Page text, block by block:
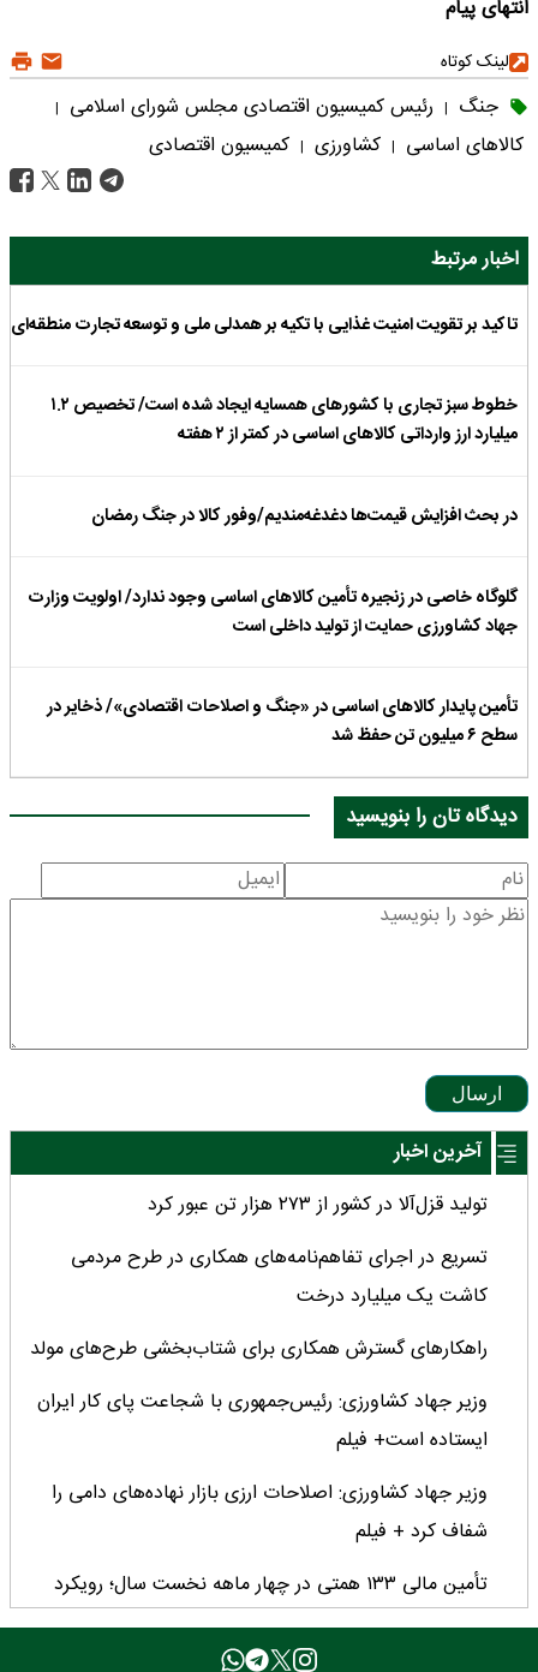
انتهای پیام
لینک کوتاه
جنگ | رئیس کمیسیون اقتصادی مجلس شورای اسلامی |
کالاهای اساسی | کشاورزی | کمیسیون اقتصادی
اخبار مرتبط
تاکید بر تقویت امنیت غذایی با تکیه بر همدلی ملی و توسعه تجارت منطقه‌ای‌
خطوط سبز تجاری با کشورهای همسایه ایجاد شده است/ تخصیص ۱.۲
میلیارد ارز وارداتی کالاهای اساسی در کمتر از ۲ هفته
در بحث افزایش قیمت‌ها دغدغه‌مندیم/وفور کالا در جنگ رمضان
گلوگاه خاصی در زنجیره تأمین کالاهای اساسی وجود ندارد/ اولویت وزارت
جهاد کشاورزی حمایت از تولید داخلی است
تأمین پایدار کالاهای اساسی در «جنگ و اصلاحات اقتصادی»/ ذخایر در
سطح ۶ میلیون تن حفظ شد
دیدگاه تان را بنویسید
ارسال
آخرین اخبار
تولید قزل‌آلا در کشور از ۲۷۳ هزار تن عبور کرد
تسریع در اجرای تفاهم‌نامه‌های همکاری در طرح مردمی
کاشت یک میلیارد درخت
راهکارهای گسترش همکاری برای شتاب‌بخشی طرح‌های مولد
وزیر جهاد کشاورزی: رئیس‌جمهوری با شجاعت پای کار ایران
ایستاده است+ فیلم
وزیر جهاد کشاورزی: اصلاحات ارزی بازار نهاده‌های دامی را
شفاف کرد + فیلم
تأمین مالی ۱۳۳ همتی در چهار ماهه نخست سال؛ رویکرد
هدفمند بانک کشاورزی برای تضمین امنیت غذایی